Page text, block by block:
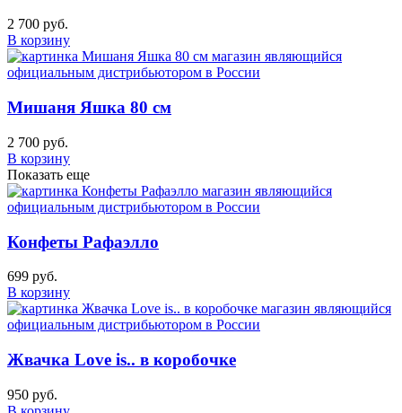
2 700 руб.
В корзину
Мишаня Яшка 80 см
2 700 руб.
В корзину
Показать еще
Конфеты Рафаэлло
699 руб.
В корзину
Жвачка Love is.. в коробочке
950 руб.